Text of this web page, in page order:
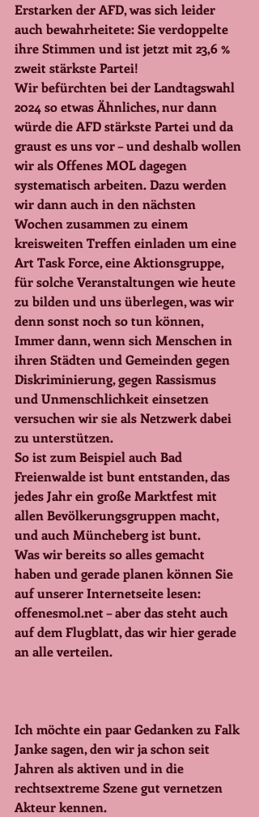
Erstarken der AFD, was sich leider
auch bewahrheitete: Sie verdoppelte
ihre Stimmen und ist jetzt mit 23,6 %
zweit stärkste Partei!
Wir befürchten bei der Landtagswahl
2024 so etwas Ähnliches, nur dann
würde die AFD stärkste Partei und da
graust es uns vor – und deshalb wollen
wir als Offenes MOL dagegen
systematisch arbeiten. Dazu werden
wir dann auch in den nächsten
Wochen zusammen zu einem
kreisweiten Treffen einladen um eine
Art Task Force, eine Aktionsgruppe,
für solche Veranstaltungen wie heute
zu bilden und uns überlegen, was wir
denn sonst noch so tun können,
Immer dann, wenn sich Menschen in
ihren Städten und Gemeinden gegen
Diskriminierung, gegen Rassismus
und Unmenschlichkeit einsetzen
versuchen wir sie als Netzwerk dabei
zu unterstützen.
So ist zum Beispiel auch Bad
Freienwalde ist bunt entstanden, das
jedes Jahr ein große Marktfest mit
allen Bevölkerungsgruppen macht,
und auch Müncheberg ist bunt.
Was wir bereits so alles gemacht
haben und gerade planen können Sie
auf unserer Internetseite lesen:
offenesmol.net – aber das steht auch
auf dem Flugblatt, das wir hier gerade
an alle verteilen.
Ich möchte ein paar Gedanken zu Falk
Janke sagen, den wir ja schon seit
Jahren als aktiven und in die
rechtsextreme Szene gut vernetzen
Akteur kennen.